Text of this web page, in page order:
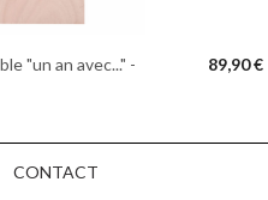
"un an avec..." -
89,90 €
CONTACT